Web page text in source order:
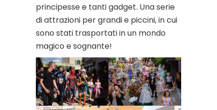
principesse e tanti gadget. Una serie
di attrazioni per grandi e piccini, in cui
sono stati trasportati in un mondo
magico e sognante!